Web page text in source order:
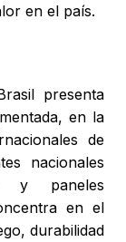
en el país.
presenta
en la
de
nacionales
y paneles
en el
durabilidad